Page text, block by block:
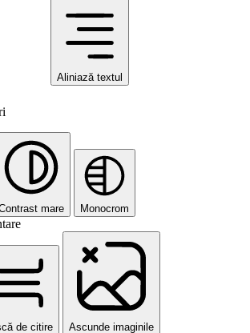
Aliniază textul
mare Monocrom
de citire Ascunde imaginile